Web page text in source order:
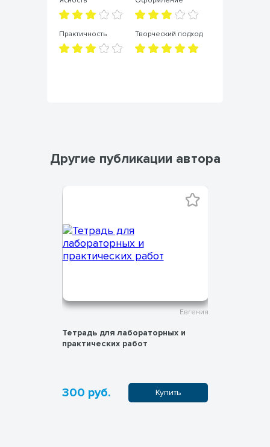
Практичность Творческий подход
Другие публикации автора
Евгения
Тетрадь для лабораторных и
практических работ
300 руб. Купить